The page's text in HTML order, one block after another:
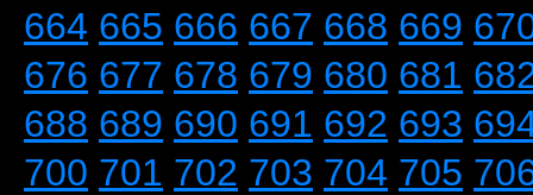
664 665 666 667 668 669
676 677 678 679 680 681
688 689 690 691 692 693
700 701 702 703 704 705